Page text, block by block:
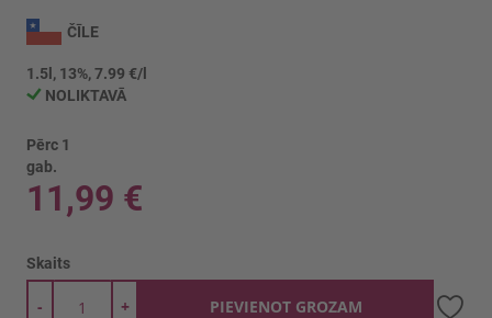
uz
galerijas
sākumu
ČĪLE
1.5l, 13%, 7.99 €/l
NOLIKTAVĀ
Pērc 1
gab.
11,99 €
Skaits
+
- PIEVIENOT GROZAM